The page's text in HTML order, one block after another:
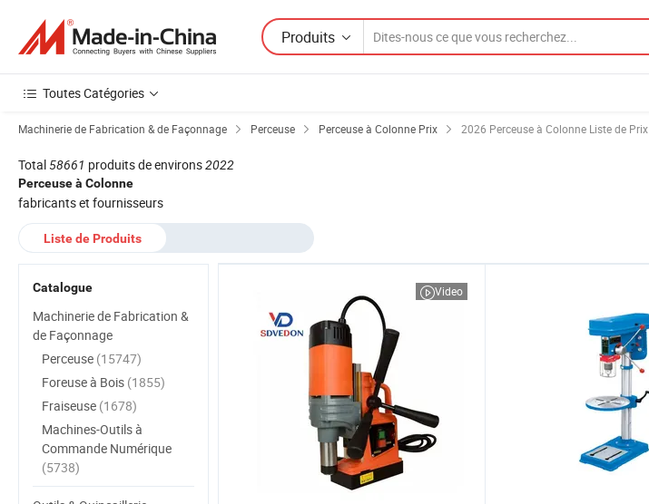
Produits
Toutes Catégories
Machinerie de Fabrication & de Façonnage Perceuse Perceuse à Colonne Prix 2026 Perceuse à Colonne Liste de Prix
Total 58661 produits de environs2022
Perceuse à Colonne
fabricants et fournisseurs
Liste de Produits
Video
Catalogue
Machinerie de Fabrication &
de Façonnage
Perceuse (15747)
Foreuse à Bois (1855)
Fraiseuse (1678)
Machines-Outils à
Commande Numérique
(5738)